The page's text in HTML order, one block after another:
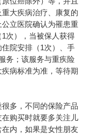
大疾病治疗、康复的
立医院确认为罹患重
次），当被保人获得
院安排（1次）、手
务；该服务与重疾险
病标准为准，等待期
多，不同的保险产品
购买时就要多关注儿
内，如果是女性朋友